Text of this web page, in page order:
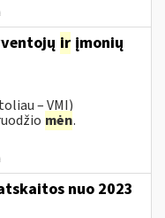
ir įmonių
– VMI)
mėn.
nuo 2023